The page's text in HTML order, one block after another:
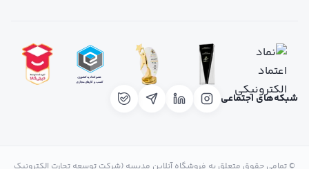
شبکه‌های اجتماعی